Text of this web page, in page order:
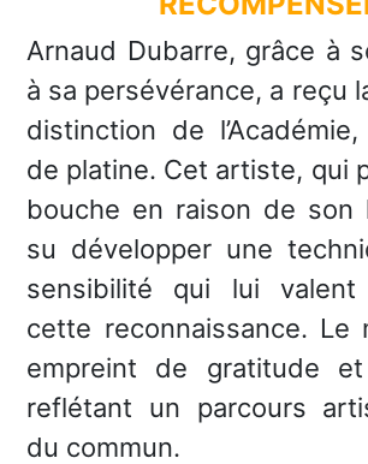
Arnaud Dubarre, grâce à
à sa persévérance, a reçu
distinction de
de platine. Cet artiste, qui
bouche en raison de son
su développer une
sensibilité qui lui valent
cette reconnaissance. Le
empreint de gratitude et
reflétant un parcours
du commun.